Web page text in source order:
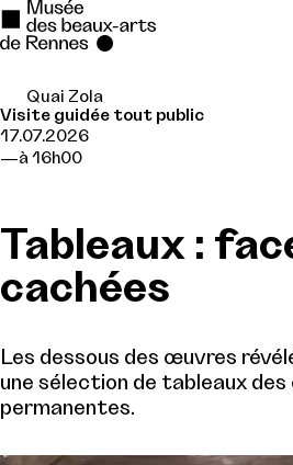
Se rendre au
Contenu principal
Quai Zola
Visite guidée tout public
17.07.2026
à 16h00
Tableaux :
cachées
Les dessous des œuvres
une sélection de tableaux
permanentes.